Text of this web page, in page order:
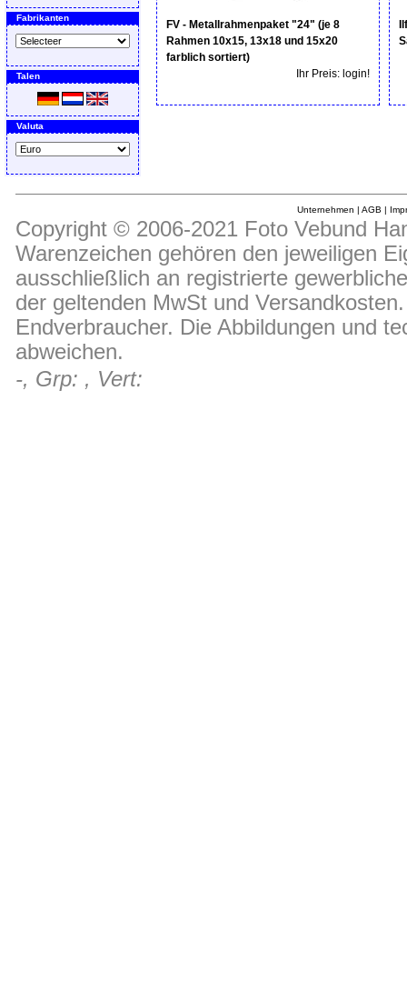
Fabrikanten
Talen
Valuta
FV - Metallrahmenpaket "24" (je 8
Rahmen 10x15, 13x18 und 15x20
farblich sortiert)
Ihr Preis: login!
Unternehmen | AGB |
Copyright © 2006-2021 Foto Vebund
Warenzeichen gehören den jeweiligen
ausschließlich an registrierte
der geltenden MwSt und
Endverbraucher. Die Abbildungen und
abweichen.
-, Grp: , Vert: